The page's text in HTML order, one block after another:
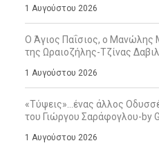
1 Αυγούστου 2026
Ο Άγιος Παΐσιος, ο Μανώλης
της Ωραιοζήλης-Τζίνας
1 Αυγούστου 2026
«Τύψεις»…ένας άλλος
του Γιώργου Σαράφογλου-by
1 Αυγούστου 2026